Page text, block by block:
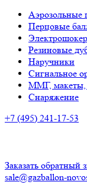
Аэрозольные
Перцовые
Резиновые
Наручники
Сигнальное
ММГ, макеты,
Снаряжение
+7 (495) 241-17-53
Заказать обратный
sale@gazballon-